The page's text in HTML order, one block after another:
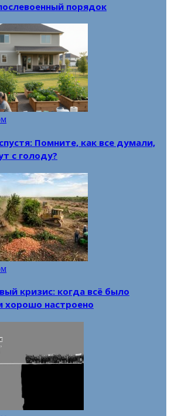
порядок
Помните, как все думали,
с голоду?
кризис: когда всё было
хорошо настроено